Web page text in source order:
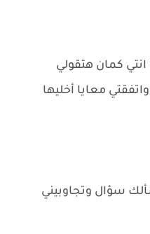
انتي كمان هتقولي
معايا أخليها
سؤال وتجاوبيني